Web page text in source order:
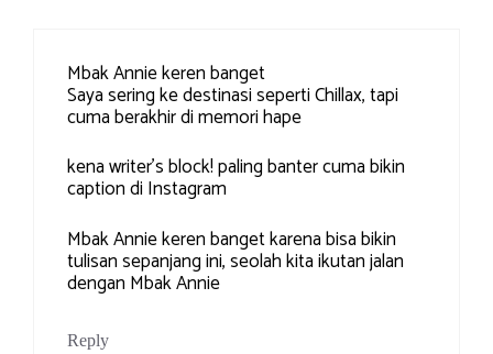
Mbak Annie keren banget
Saya sering ke destinasi seperti Chillax, tapi
cuma berakhir di memori hape
kena writer’s block! paling banter cuma bikin
caption di Instagram
Mbak Annie keren banget karena bisa bikin
tulisan sepanjang ini, seolah kita ikutan jalan
dengan Mbak Annie
Reply